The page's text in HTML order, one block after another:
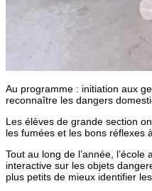
Au programme : initiation aux
reconnaître les dangers
Les élèves de grande section
les fumées et les bons réflexes
Tout au long de l’année,
interactive sur les objets
plus petits de mieux identifier